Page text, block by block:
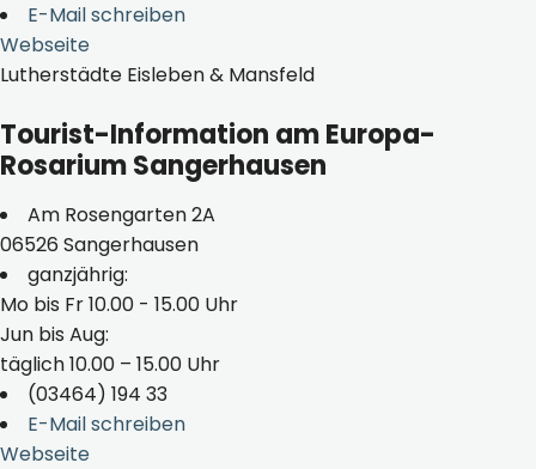
E-Mail schreiben
Webseite
Lutherstädte Eisleben & Mansfeld
Tourist-Information am Europa-
Rosarium Sangerhausen
Am Rosengarten 2A
06526 Sangerhausen
ganzjährig:
Mo bis Fr 10.00 - 15.00 Uhr
Jun bis Aug:
täglich 10.00 – 15.00 Uhr
(03464) 194 33
E-Mail schreiben
Webseite